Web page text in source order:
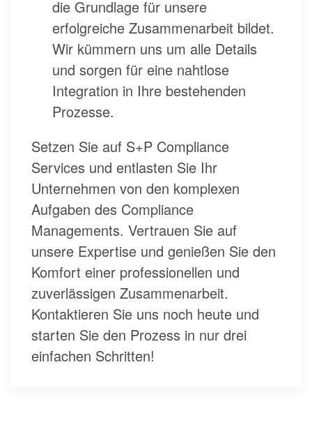
die Grundlage für unsere
erfolgreiche Zusammenarbeit bildet.
Wir kümmern uns um alle Details
und sorgen für eine nahtlose
Integration in Ihre bestehenden
Prozesse.
Setzen Sie auf S+P Compliance
Services und entlasten Sie Ihr
Unternehmen von den komplexen
Aufgaben des Compliance
Managements. Vertrauen Sie auf
unsere Expertise und genießen Sie den
Komfort einer professionellen und
zuverlässigen Zusammenarbeit.
Kontaktieren Sie uns noch heute und
starten Sie den Prozess in nur drei
einfachen Schritten!